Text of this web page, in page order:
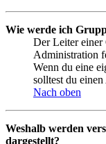
Wie werde ich
Der Leiter einer
Administration
Wenn du eine
solltest du
Nach oben
Weshalb werden
dargestellt?